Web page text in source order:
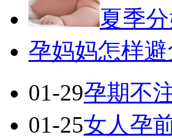
夏季
孕妈妈怎样
01-29孕期不
01-25女人孕